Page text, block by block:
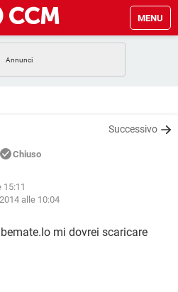
MENU
WHATSAPP
GAMING
WINDOWS 10
WHATSAPP
WINDOWS 10
GAMING
Successivo
Chiuso
15:11
alle 10:04
mi dovrei scaricare